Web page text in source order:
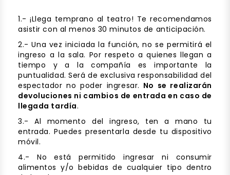
1.- ¡Llega temprano al teatro! Te recomendamos
asistir con al menos 30 minutos de anticipación.
2.- Una vez iniciada la función, no se permitirá el
ingreso a la sala. Por respeto a quienes llegan a
tiempo y a la compañía es importante la
puntualidad. Será de exclusiva responsabilidad del
espectador no poder ingresar. No se realizarán
devoluciones ni cambios de entrada en caso de
llegada tardía.
3.- Al momento del ingreso, ten a mano tu
entrada. Puedes presentarla desde tu dispositivo
móvil.
4.- No está permitido ingresar ni consumir
alimentos y/o bebidas de cualquier tipo dentro